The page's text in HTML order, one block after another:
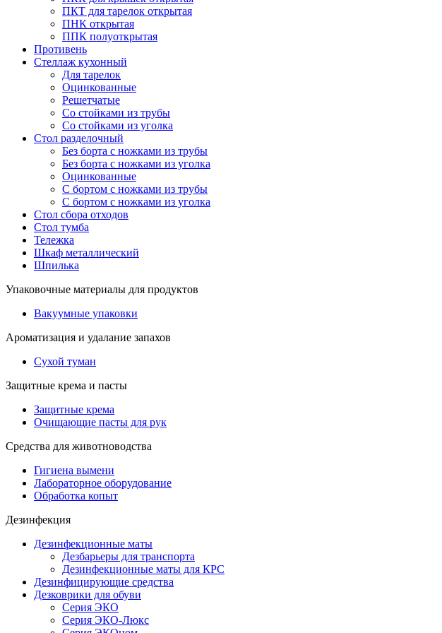
ПКТ для тарелок открытая
ПНК открытая
ППК полуоткрытая
Противень
Стеллаж кухонный
Для тарелок
Оцинкованные
Решетчатые
Со стойками из трубы
Со стойками из уголка
Стол разделочный
Без борта с ножками из трубы
Без борта с ножками из уголка
Оцинкованные
С бортом с ножками из трубы
С бортом с ножками из уголка
Стол сбора отходов
Стол тумба
Тележка
Шкаф металлический
Шпилька
Упаковочные материалы для продуктов
Вакуумные упаковки
Ароматизация и удалание запахов
Сухой туман
Защитные крема и пасты
Защитные крема
Очищающие пасты для рук
Средства для животноводства
Гигиена вымени
Лабораторное оборудование
Обработка копыт
Дезинфекция
Дезинфекционные маты
Дезбарьеры для транспорта
Дезинфекционные маты для КРС
Дезинфицирующие средства
Дезковрики для обуви
Серия ЭКО
Серия ЭКО-Люкс